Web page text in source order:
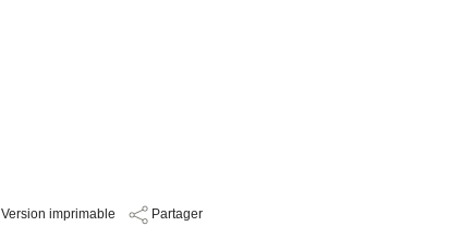
Version imprimable Partager